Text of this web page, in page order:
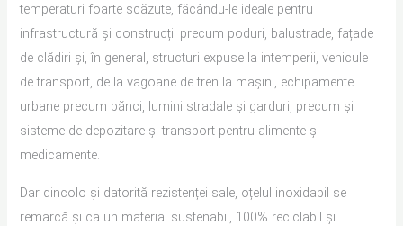
temperaturi foarte scăzute, făcându-le ideale pentru
infrastructură și construcții precum poduri, balustrade, fațade
de clădiri și, în general, structuri expuse la intemperii, vehicule
de transport, de la vagoane de tren la mașini, echipamente
urbane precum bănci, lumini stradale și garduri, precum și
sisteme de depozitare și transport pentru alimente și
medicamente.
Dar dincolo și datorită rezistenței sale, oțelul inoxidabil se
remarcă și ca un material sustenabil, 100% reciclabil și